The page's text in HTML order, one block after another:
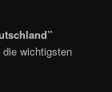
wichtigsten